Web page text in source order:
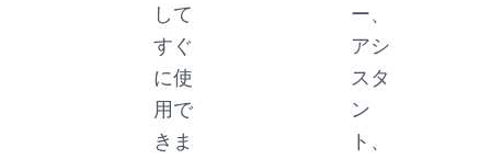
して
すぐ
に使
用で
きま
ー、
アシ
スタ
ン
ト、